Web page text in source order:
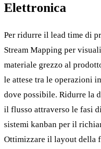
Elettronica
Per ridurre il lead time di
Stream Mapping per
materiale grezzo al
le attese tra le operazioni
dove possibile. Ridurre la
il flusso attraverso le fasi
sistemi kanban per il
Ottimizzare il layout della